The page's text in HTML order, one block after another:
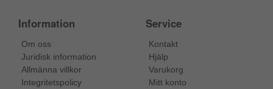
Information
Om oss
Juridisk information
Allmänna villkor
Integritetspolicy
Service
Kontakt
Hjälp
Varukorg
Mitt konto